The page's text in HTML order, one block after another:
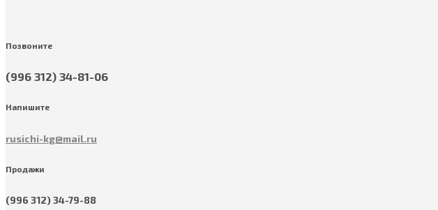
Позвоните
(996 312) 34-81-06
Напишите
rusichi-kg@mail.ru
Продажи
(996 312) 34-79-88